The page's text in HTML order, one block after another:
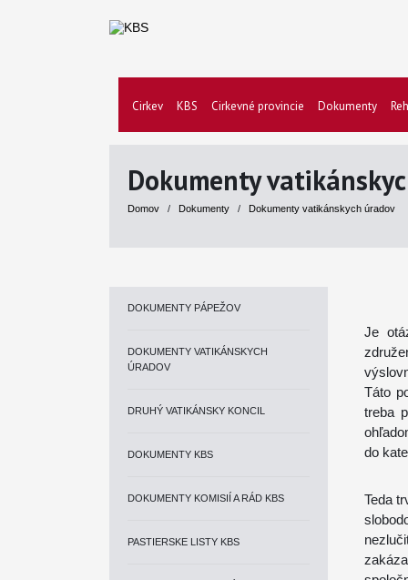
Cirkev KBS Cirkevné provincie Dokumenty
Dokumenty
Domov / Dokumenty / Dokumenty vatikánskych úradov
DOKUMENTY PÁPEŽOV
DOKUMENTY VATIKÁNSKYCH
ÚRADOV
DRUHÝ VATIKÁNSKY KONCIL
DOKUMENTY KBS
DOKUMENTY KOMISIÍ A RÁD KBS
PASTIERSKE LISTY KBS
Je
Táto
treba
do
Teda